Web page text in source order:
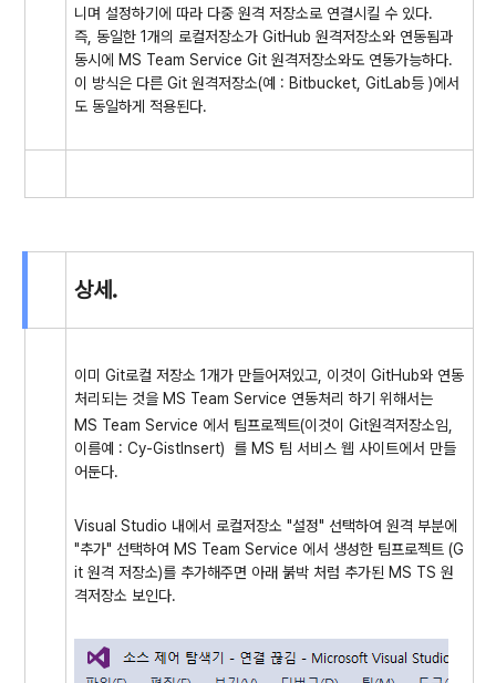
니며 설정하기에 따라 다중 원격 저장소로 연결시킬 수 있다.
즉, 동일한 1개의 로컬저장소가 GitHub 원격저장소와 연동됨과
동시에 MS Team Service Git 원격저장소와도 연동가능하다.
이 방식은 다른 Git 원격저장소(예 : Bitbucket, GitLab등 )에서
도 동일하게 적용된다.
상세.
이미 Git로컬 저장소 1개가 만들어져있고, 이것이 GitHub와 연동
처리되는 것을 MS Team Service 연동처리 하기 위해서는
MS Team Service 에서 팀프로젝트(이것이 Git원격저장소임,
이름예 : Cy-GistInsert) 를 MS 팀 서비스 웹 사이트에서 만들
어둔다.
Visual Studio 내에서 로컬저장소 "설정" 선택하여 원격 부분에
"추가" 선택하여 MS Team Service 에서 생성한 팀프로젝트 (G
it 원격 저장소)를 추가해주면 아래 붉박 처럼 추가된 MS TS 원
격저장소 보인다.